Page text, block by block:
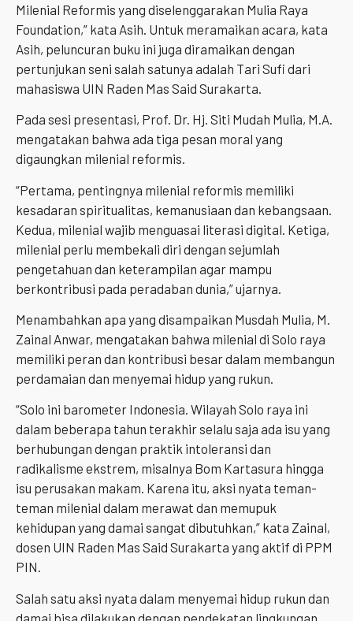
Milenial Reformis yang diselenggarakan Mulia Raya
Foundation,” kata Asih. Untuk meramaikan acara, kata
Asih, peluncuran buku ini juga diramaikan dengan
pertunjukan seni salah satunya adalah Tari Sufi dari
mahasiswa UIN Raden Mas Said Surakarta.
Pada sesi presentasi, Prof. Dr. Hj. Siti Mudah Mulia, M.A.
mengatakan bahwa ada tiga pesan moral yang
digaungkan milenial reformis.
“Pertama, pentingnya milenial reformis memiliki
kesadaran spiritualitas, kemanusiaan dan kebangsaan.
Kedua, milenial wajib menguasai literasi digital. Ketiga,
milenial perlu membekali diri dengan sejumlah
pengetahuan dan keterampilan agar mampu
berkontribusi pada peradaban dunia,” ujarnya.
Menambahkan apa yang disampaikan Musdah Mulia, M.
Zainal Anwar, mengatakan bahwa milenial di Solo raya
memiliki peran dan kontribusi besar dalam membangun
perdamaian dan menyemai hidup yang rukun.
“Solo ini barometer Indonesia. Wilayah Solo raya ini
dalam beberapa tahun terakhir selalu saja ada isu yang
berhubungan dengan praktik intoleransi dan
radikalisme ekstrem, misalnya Bom Kartasura hingga
isu perusakan makam. Karena itu, aksi nyata teman-
teman milenial dalam merawat dan memupuk
kehidupan yang damai sangat dibutuhkan,” kata Zainal,
dosen UIN Raden Mas Said Surakarta yang aktif di PPM
PIN.
Salah satu aksi nyata dalam menyemai hidup rukun dan
damai bisa dilakukan dengan pendekatan lingkungan.